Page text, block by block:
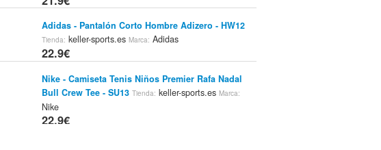
Adidas - Pantalón Corto Hombre Adizero - HW12
Tienda: keller-sports.es Marca: Adidas
22.9€
Nike - Camiseta Tenis Niños Premier Rafa Nadal
Bull Crew Tee - SU13 Tienda: keller-sports.es Marca:
Nike
22.9€